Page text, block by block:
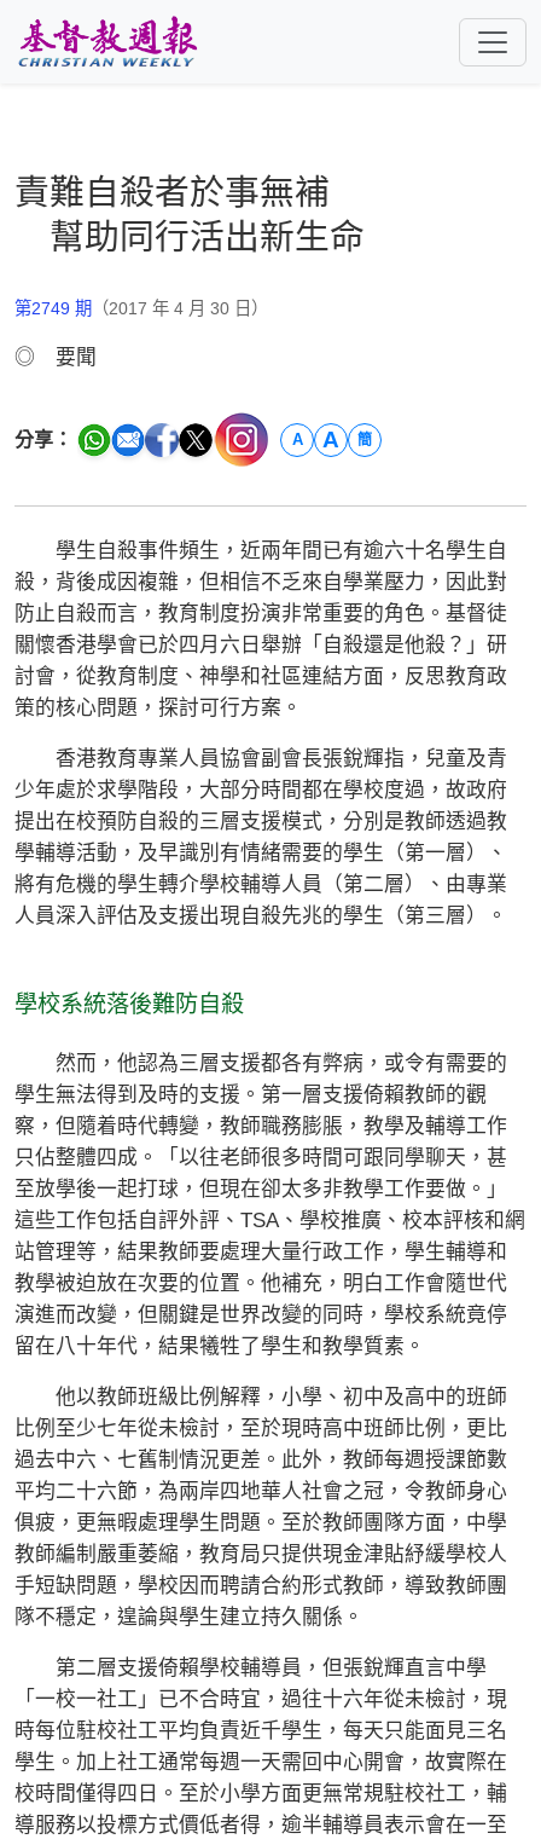
責難自殺者於事無補
幫助同行活出新生命
第2749 期 （2017 年 4 月 30 日）
◎ 要聞
分享： A A 簡
學生自殺事件頻生，近兩年間已有逾六十名學生自
殺，背後成因複雜，但相信不乏來自學業壓力，因此對
防止自殺而言，教育制度扮演非常重要的角色。基督徒
關懷香港學會已於四月六日舉辦「自殺還是他殺？」研
討會，從教育制度、神學和社區連結方面，反思教育政
策的核心問題，探討可行方案。
香港教育專業人員協會副會長張銳輝指，兒童及青
少年處於求學階段，大部分時間都在學校度過，故政府
提出在校預防自殺的三層支援模式，分別是教師透過教
學輔導活動，及早識別有情緒需要的學生（第一層）、
將有危機的學生轉介學校輔導人員（第二層）、由專業
人員深入評估及支援出現自殺先兆的學生（第三層）。
學校系統落後難防自殺
然而，他認為三層支援都各有弊病，或令有需要的
學生無法得到及時的支援。第一層支援倚賴教師的觀
察，但隨着時代轉變，教師職務膨脹，教學及輔導工作
只佔整體四成。「以往老師很多時間可跟同學聊天，甚
至放學後一起打球，但現在卻太多非教學工作要做。」
這些工作包括自評外評、TSA、學校推廣、校本評核和網
站管理等，結果教師要處理大量行政工作，學生輔導和
教學被迫放在次要的位置。他補充，明白工作會隨世代
演進而改變，但關鍵是世界改變的同時，學校系統竟停
留在八十年代，結果犧牲了學生和教學質素。
他以教師班級比例解釋，小學、初中及高中的班師
比例至少七年從未檢討，至於現時高中班師比例，更比
過去中六、七舊制情況更差。此外，教師每週授課節數
平均二十六節，為兩岸四地華人社會之冠，令教師身心
俱疲，更無暇處理學生問題。至於教師團隊方面，中學
教師編制嚴重萎縮，教育局只提供現金津貼紓緩學校人
手短缺問題，學校因而聘請合約形式教師，導致教師團
隊不穩定，遑論與學生建立持久關係。
第二層支援倚賴學校輔導員，但張銳輝直言中學
「一校一社工」已不合時宜，過往十六年從未檢討，現
時每位駐校社工平均負責近千學生，每天只能面見三名
學生。加上社工通常每週一天需回中心開會，故實際在
校時間僅得四日。至於小學方面更無常規駐校社工，輔
導服務以投標方式價低者得，逾半輔導員表示會在一至